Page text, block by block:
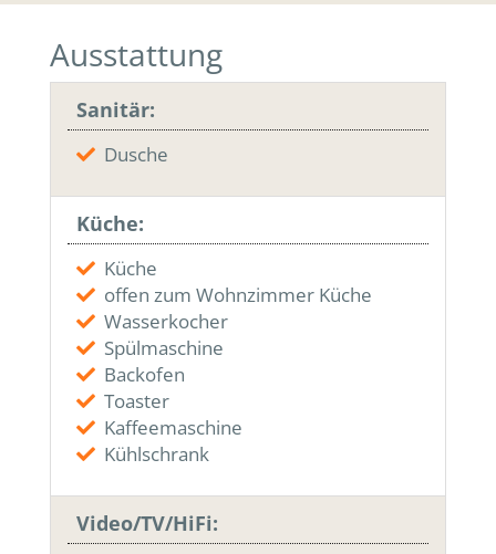
Ausstattung
Sanitär:
Dusche
Küche:
Küche
offen zum Wohnzimmer Küche
Wasserkocher
Spülmaschine
Backofen
Toaster
Kaffeemaschine
Kühlschrank
Video/TV/HiFi: